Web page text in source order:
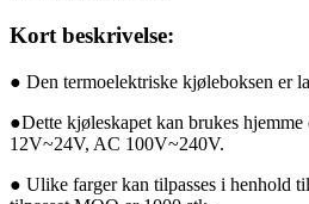
Kort beskrivelse:
● Den termoelektriske kjøleboksen er
●Dette kjøleskapet kan brukes
12V~24V, AC 100V~240V.
● Ulike farger kan tilpasses i henhold